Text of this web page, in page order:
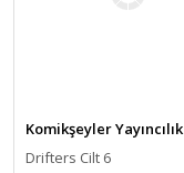
Komikşeyler Yayıncılık
Drifters Cilt 6